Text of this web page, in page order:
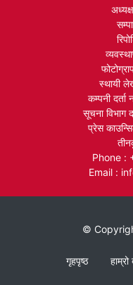
स्थायी
कम्पनी
सूचना विभाग
प्रेस
Phone :
Email :
©
गृहपृष्ठ हाम्रो